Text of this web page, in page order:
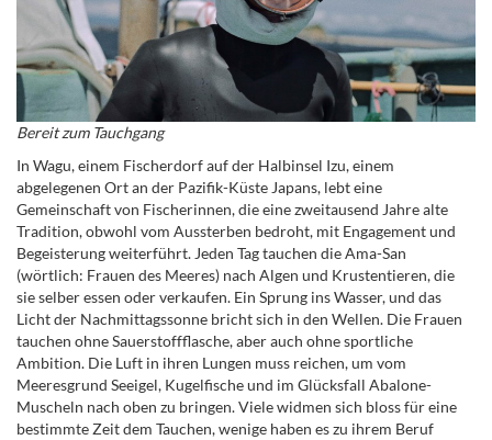
Bereit zum Tauchgang
In Wagu, einem Fischerdorf auf der Halbinsel Izu, einem
abgelegenen Ort an der Pazifik-Küste Japans, lebt eine
Gemeinschaft von Fischerinnen, die eine zweitausend Jahre alte
Tradition, obwohl vom Aussterben bedroht, mit Engagement und
Begeisterung weiterführt. Jeden Tag tauchen die Ama-San
(wörtlich: Frauen des Meeres) nach Algen und Krustentieren, die
sie selber essen oder verkaufen. Ein Sprung ins Wasser, und das
Licht der Nachmittagssonne bricht sich in den Wellen. Die Frauen
tauchen ohneSauerstoffflasche, aber auch ohnesportliche
Ambition. Die Luft in ihren Lungen muss reichen, um vom
Meeresgrund Seeigel, Kugelfische und im Glücksfall Abalone-
Muscheln nach oben zu bringen. Viele widmen sich bloss für eine
bestimmte Zeit dem Tauchen, wenige haben es zu ihrem Beruf